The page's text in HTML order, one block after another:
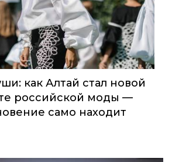
как Алтай стал новой
российской моды —
само находит